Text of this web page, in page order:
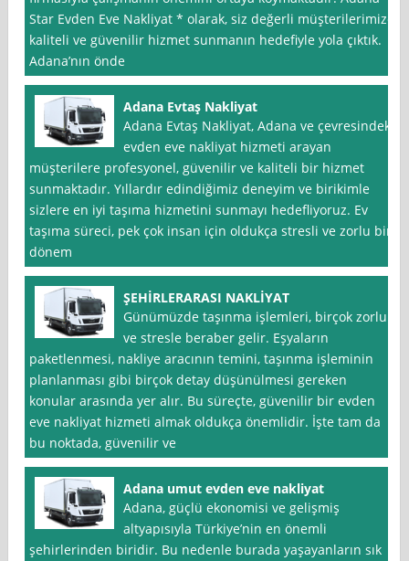
Star Evden Eve Nakliyat * olarak, siz değerli müşterilerimize
kaliteli ve güvenilir hizmet sunmanın hedefiyle yola çıktık.
Adana’nın önde
Adana Evtaş Nakliyat
Adana Evtaş Nakliyat, Adana ve çevresindeki
evden eve nakliyat hizmeti arayan
müşterilere profesyonel, güvenilir ve kaliteli bir hizmet
sunmaktadır. Yıllardır edindiğimiz deneyim ve birikimle
sizlere en iyi taşıma hizmetini sunmayı hedefliyoruz. Ev
taşıma süreci, pek çok insan için oldukça stresli ve zorlu bir
dönem
ŞEHİRLERARASI NAKLİYAT
Günümüzde taşınma işlemleri, birçok zorluk
ve stresle beraber gelir. Eşyaların
paketlenmesi, nakliye aracının temini, taşınma işleminin
planlanması gibi birçok detay düşünülmesi gereken
konular arasında yer alır. Bu süreçte, güvenilir bir evden
eve nakliyat hizmeti almak oldukça önemlidir. İşte tam da
bu noktada, güvenilir ve
Adana umut evden eve nakliyat
Adana, güçlü ekonomisi ve gelişmiş
altyapısıyla Türkiye’nin en önemli
şehirlerinden biridir. Bu nedenle burada yaşayanların sık